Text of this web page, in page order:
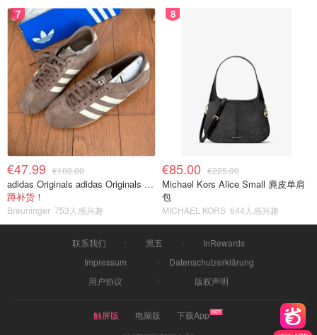
7
€47.99 €100.00
adidas Originals adidas Originals TOKYO 复古休闲鞋 深棕色
蹲补货！
Breuninger 753人感兴趣
8
€85.00 €225.00
Michael Kors Alice Small 麂皮单肩
包
MICHAEL KORS 644人感兴趣
联系我们 黑五
InRewards
Impressum
Datenschutzerklärung
用户协议
版权声明
触屏版 电脑版
下载App